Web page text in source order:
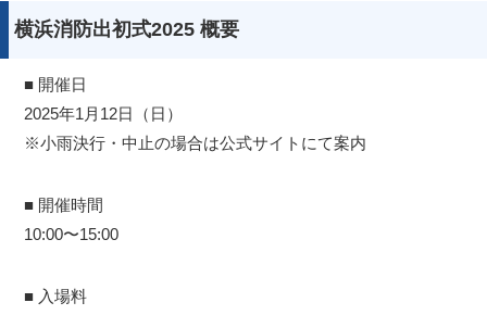
横浜消防出初式2025 概要
■ 開催日
2025年1月12日（日）
※小雨決行・中止の場合は公式サイトにて案内
■ 開催時間
10:00〜15:00
■ 入場料